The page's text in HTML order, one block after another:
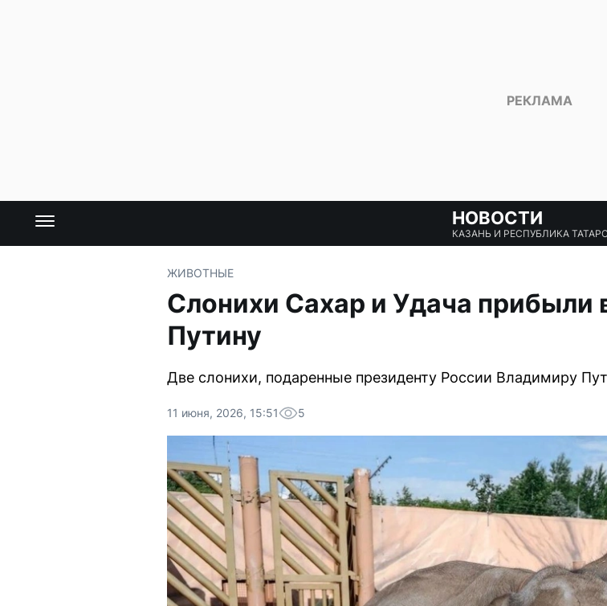
НОВОСТИ
КАЗАНЬ И РЕСПУБЛИКА
ЖИВОТНЫЕ
Слонихи Сахар и Удача прибыли
Путину
Две слонихи, подаренные президенту России Владимиру
11 июня, 2026, 15:51 5